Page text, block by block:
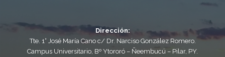
Dirección:
Tte. 1° José María Cano c/ Dr. Narciso González Romero.
Campus Universitario, Bº Ytororó – Ñeembucú – Pilar, PY.